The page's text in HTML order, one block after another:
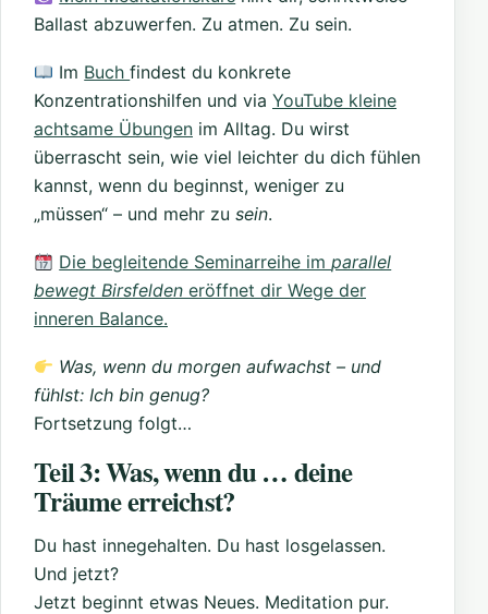
Ballast abzuwerfen. Zu atmen. Zu sein.
Im Buchfindest du konkrete
Konzentrationshilfen und via YouTube kleine
achtsame Übungen im Alltag. Du wirst
überrascht sein, wie viel leichter du dich fühlen
kannst, wenn du beginnst, weniger zu
„müssen“ – und mehr zu sein.
Die begleitende Seminarreihe imparallel
bewegt Birsfelden eröffnet dir Wege der
inneren Balance.
Was, wenn du morgen aufwachst – und
fühlst: Ich bin genug?
Fortsetzung folgt…
Teil 3: Was, wenn du … deine
Träume erreichst?
Du hast innegehalten. Du hast losgelassen.
Und jetzt?
Jetzt beginnt etwas Neues. Meditation pur.